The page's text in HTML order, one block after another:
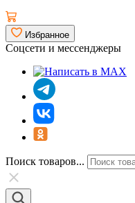
Избранное
Соцсети и мессенджеры
Поиск товаров...